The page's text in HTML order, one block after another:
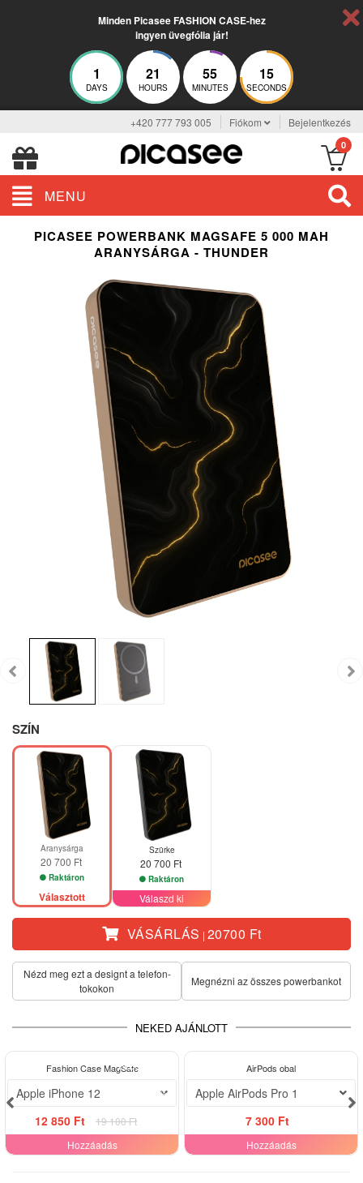
Minden Picasee FASHION CASE-hez
ingyen üvegfólia jár!
1
DAYS
21
HOURS
55
MINUTES
15
SECONDS
+420 777 793 005 Fiókom Bejelentkezés
0
MENU
PICASEE POWERBANK MAGSAFE 5 000 MAH
ARANYSÁRGA - THUNDER
SZÍN
Aranysárga
20 700 Ft
Raktáron
Választott
Szürke
20 700 Ft
Raktáron
Válaszd ki
VÁSÁRLÁS | 20700 Ft
Nézd meg ezt a designt a telefon­
tokokon
Megnézni az összes powerbankot
NEKED AJÁNLOTT
ELEGANCE
-33%
Fashion Case MagSafe
Apple iPhone 12
12 850 Ft
19 100 Ft
Hozzáadás
AirPods obal
Apple AirPods Pro 1
7 300 Ft
Hozzáadás